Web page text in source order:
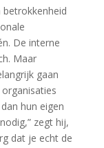
De interne
Maar
gaan
hun eigen
zegt hij,
dat je echt de